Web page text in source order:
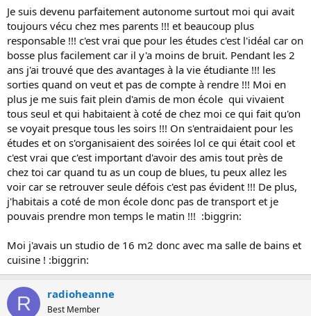
Je suis devenu parfaitement autonome surtout moi qui avait
toujours vécu chez mes parents !!! et beaucoup plus
responsable !!! c'est vrai que pour les études c'est l'idéal car on
bosse plus facilement car il y'a moins de bruit. Pendant les 2
ans j'ai trouvé que des avantages à la vie étudiante !!! les
sorties quand on veut et pas de compte à rendre !!! Moi en
plus je me suis fait plein d'amis de mon école qui vivaient
tous seul et qui habitaient à coté de chez moi ce qui fait qu'on
se voyait presque tous les soirs !!! On s'entraidaient pour les
études et on s'organisaient des soirées lol ce qui était cool et
c'est vrai que c'est important d'avoir des amis tout près de
chez toi car quand tu as un coup de blues, tu peux allez les
voir car se retrouver seule défois c'est pas évident !!! De plus,
j'habitais a coté de mon école donc pas de transport et je
pouvais prendre mon temps le matin !!! :biggrin:
Moi j'avais un studio de 16 m2 donc avec ma salle de bains et
cuisine ! :biggrin:
R radioheanne
Best Member